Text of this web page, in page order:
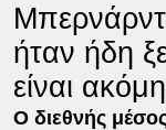
ήταν ήδη
είναι
Ο διεθνής